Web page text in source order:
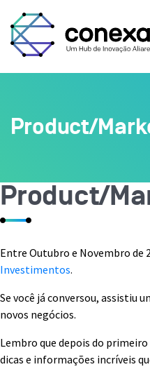
Product/
Product/
Entre Outubro e Novembro de
Investimentos.
Se você já conversou, assistiu
novos negócios.
Lembro que depois do
dicas e informações incríveis